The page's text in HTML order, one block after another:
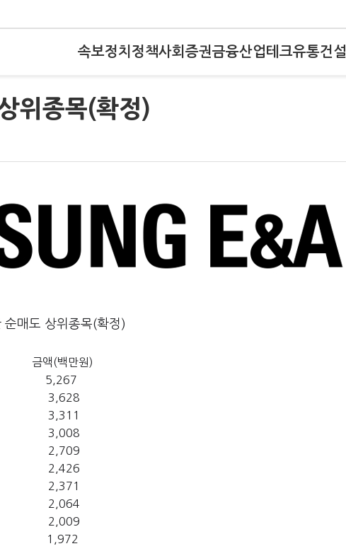
속보정치 정책사회 증권금융산업테크유통건설
위종목(확정)
매도 상위종목(확정)
금액(백만원)
5,267
3,628
3,311
3,008
2,709
2,426
2,371
2,064
2,009
1,972